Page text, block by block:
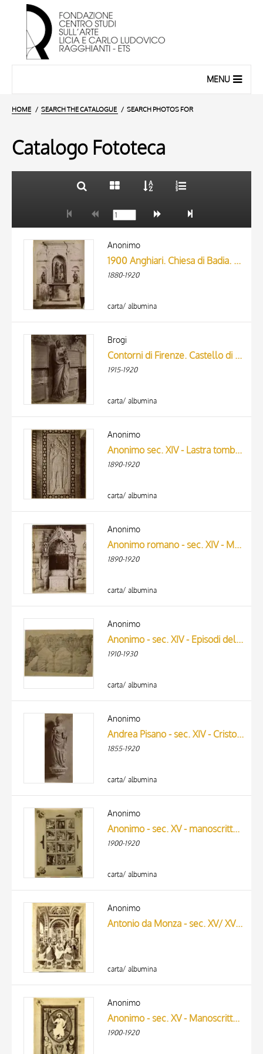
MENU
HOME SEARCH THE CATALOGUE SEARCH PHOTOS FOR
Catalogo Fototeca
AUTHOR
MATERIAL AND TECHNIQUE
Anonimo
1900 Anghiari. Chiesa di Badia. Altare scolpito in pietra
1880-1920
carta/ albumina
Brogi
Contorni di Firenze. Castello di Vincigliata. S. Stefano; XIII o XIV secolo
1915-1920
carta/ albumina
Anonimo
Anonimo sec. XIV - Lastra tombale di Lorenzo Acciaioli
1890-1920
carta/ albumina
Anonimo
Anonimo romano - sec. XIV - Madonna in gloria e santi; Angeli reggistemma; Motivi decorativi
1890-1920
carta/ albumina
Anonimo
Anonimo - sec. XIV - Episodi della della vita di Cristo e della Vergine
1910-1930
carta/ albumina
Anonimo
Andrea Pisano - sec. XIV - Cristo benedicente
1855-1920
carta/ albumina
Anonimo
Anonimo - sec. XV - manoscritto, un foglio intero
1900-1920
carta/ albumina
Anonimo
Antonio da Monza - sec. XV/ XVI - Vienna, Albertina Museum, Graphische Sammlung, inv. 1764
carta/ albumina
Anonimo
Anonimo - sec. XV - Manoscritto, un foglio intero
1900-1920